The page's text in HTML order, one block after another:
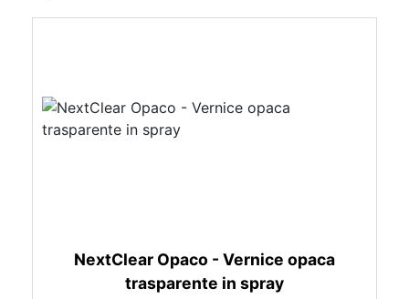
NextClear Opaco - Vernice opaca
trasparente in spray